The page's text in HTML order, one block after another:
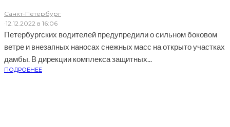
Санкт-Петербург
·12.12.2022 в 16:06
Петербургских водителей предупредили о сильном боковом
ветре и внезапных наносах снежных масс на открыто участках
дамбы. В дирекции комплекса защитных...
ПОДРОБНЕЕ